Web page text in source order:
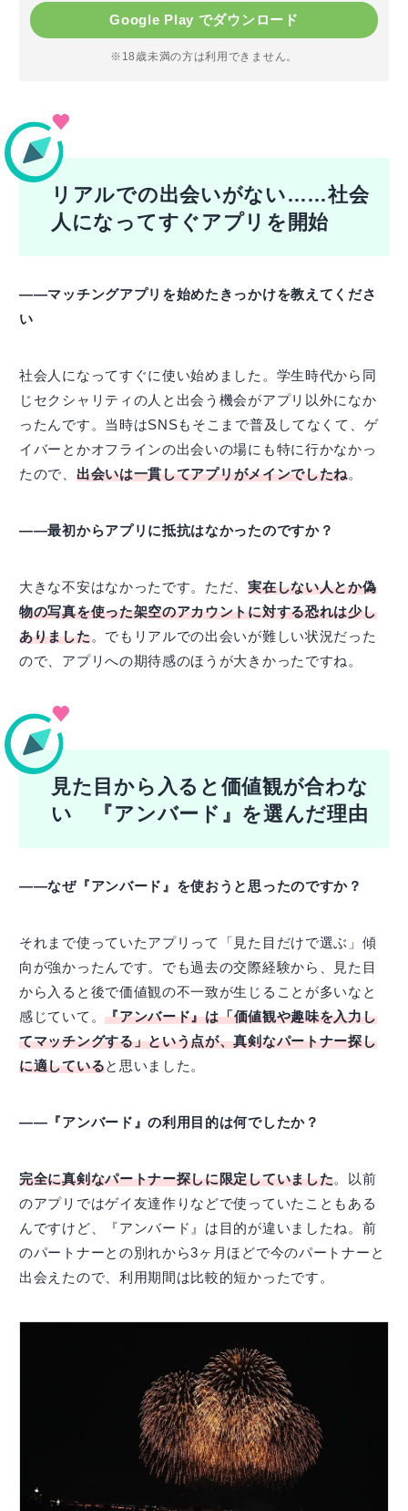
Google Play でダウンロード
※18歳未満の方は利用できません。
リアルでの出会いがない……社会
人になってすぐアプリを開始
――マッチングアプリを始めたきっかけを教えてくださ
い
社会人になってすぐに使い始めました。学生時代から同
じセクシャリティの人と出会う機会がアプリ以外になか
ったんです。当時はSNSもそこまで普及してなくて、ゲ
イバーとかオフラインの出会いの場にも特に行かなかっ
たので、 出会いは一貫してアプリがメインでしたね。
――最初からアプリに抵抗はなかったのですか？
大きな不安はなかったです。ただ、実在しない人とか偽
物の写真を使った架空のアカウントに対する恐れは少し
ありました。でもリアルでの出会いが難しい状況だった
ので、アプリへの期待感のほうが大きかったですね。
見た目から入ると価値観が合わな
い 『アンバード』を選んだ理由
――なぜ『アンバード』を使おうと思ったのですか？
それまで使っていたアプリって「見た目だけで選ぶ」傾
向が強かったんです。でも過去の交際経験から、見た目
から入ると後で価値観の不一致が生じることが多いなと
感じていて。『アンバード』は「価値観や趣味を入力し
てマッチングする」という点が、真剣なパートナー探し
に適していると思いました。
――『アンバード』の利用目的は何でしたか？
完全に真剣なパートナー探しに限定していました。以前
のアプリではゲイ友達作りなどで使っていたこともある
んですけど、『アンバード』は目的が違いましたね。前
のパートナーとの別れから3ヶ月ほどで今のパートナーと
出会えたので、利用期間は比較的短かったです。